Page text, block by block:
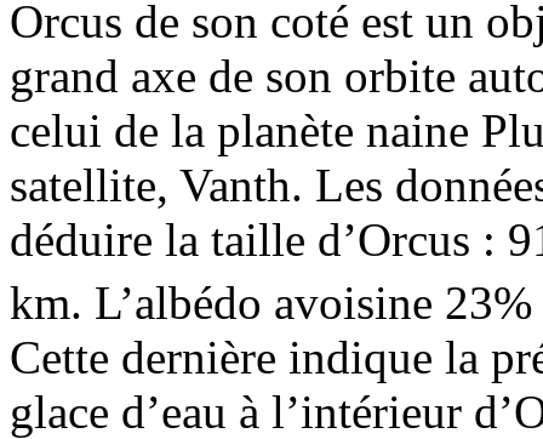
Orcus de son coté est un
grand axe de son orbite
celui de la planète naine
satellite, Vanth. Les
déduire la taille d’Orcus :
km. L’albédo avoisine
Cette dernière indique la
glace d’eau à l’intérieur